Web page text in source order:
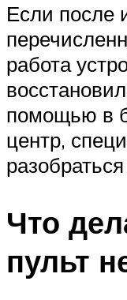
Если после
работа
помощью в
центр,
Что
пульт